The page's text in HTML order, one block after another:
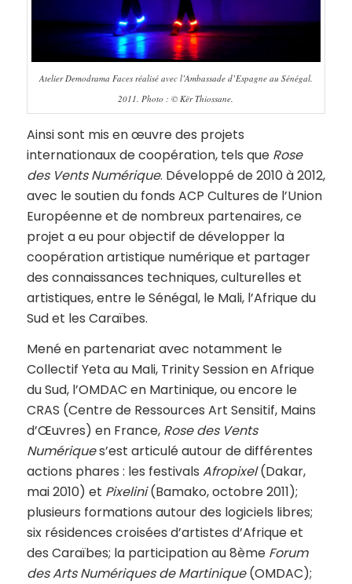
Atelier Demodrama Faces réalisé avec l’Ambassade d’Espagne au Sénégal.
2011. Photo : © Kër Thiossane.
Ainsi sont mis en œuvre des projets
internationaux de coopération, tels que Rose
des Vents Numérique. Développé de 2010 à 2012,
avec le soutien du fonds ACP Cultures de l’Union
Européenne et de nombreux partenaires, ce
projet a eu pour objectif de développer la
coopération artistique numérique et partager
des connaissances techniques, culturelles et
artistiques, entre le Sénégal, le Mali, l’Afrique du
Sud et les Caraïbes.
Mené en partenariat avec notamment le
Collectif Yeta au Mali, Trinity Session en Afrique
du Sud, l’OMDAC en Martinique, ou encore le
CRAS (Centre de Ressources Art Sensitif, Mains
d’Œuvres) en France, Rose des Vents
Numériques’est articulé autour de différentes
actions phares : les festivals Afropixel(Dakar,
mai 2010) et Pixelini(Bamako, octobre 2011);
plusieurs formations autour des logiciels libres;
six résidences croisées d’artistes d’Afrique et
des Caraïbes; la participation au 8ème Forum
des Arts Numériques de Martinique(OMDAC);